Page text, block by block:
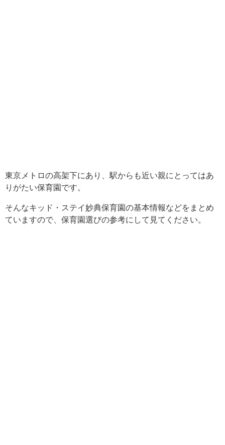
東京メトロの高架下にあり、駅からも近い親にとってはあ
りがたい保育園です。
そんなキッド・ステイ妙典保育園の基本情報などをまとめ
ていますので、保育園選びの参考にして見てください。